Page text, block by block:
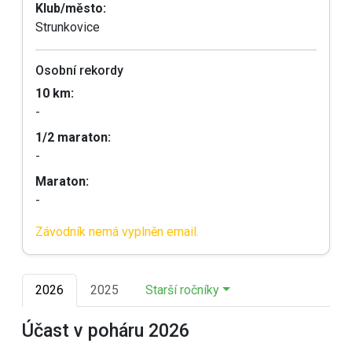
Klub/město:
Strunkovice
Osobní rekordy
10 km:
-
1/2 maraton:
-
Maraton:
-
Závodník nemá vyplněn email.
2026 2025 Starší ročníky
Účast v poháru 2026